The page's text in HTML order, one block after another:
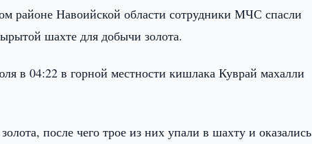
районе Навоийской области сотрудники МЧС спасли
шахте для добычи золота.
в 04:22 в горной местности кишлака Куврай махалли
после чего трое из них упали в шахту и оказались